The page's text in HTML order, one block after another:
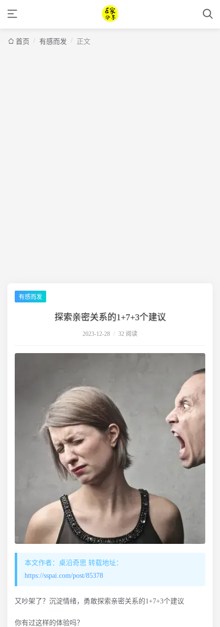
首页 / 有感而发 / 正文
有感而发
探索亲密关系的1+7+3个建议
2023-12-28 / 32 阅读
本文作者：桌沿奇思 转载地址：
https://sspai.com/post/85378
又吵架了？沉淀情绪，勇敢探索亲密关系的1+7+3个建议
你有过这样的体验吗？